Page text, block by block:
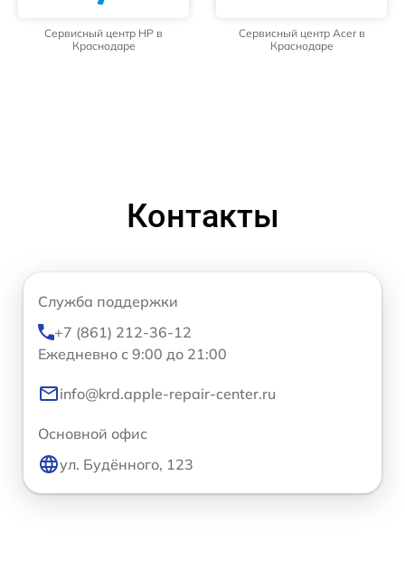
Сервисный центр HP в
Краснодаре
Сервисный центр Acer в
Краснодаре
Контакты
Служба поддержки
+7 (861) 212-36-12
Ежедневно с 9:00 до 21:00
info@krd.apple-repair-center.ru
Основной офис
ул. Будённого, 123